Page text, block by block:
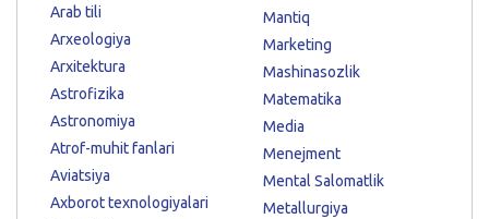
Arab tili
Arxeologiya
Arxitektura
Astrofizika
Astronomiya
Atrof-muhit fanlari
Aviatsiya
Axborot texnologiyalari
Mantiq
Marketing
Mashinasozlik
Matematika
Media
Menejment
Mental Salomatlik
Metallurgiya